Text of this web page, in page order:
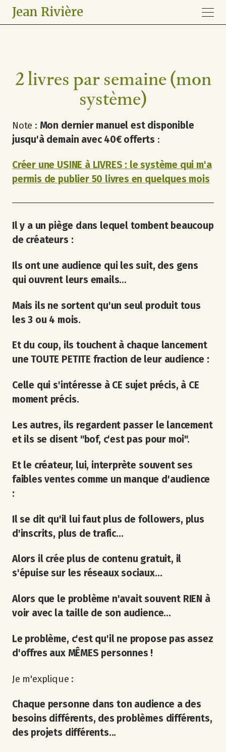
Jean Rivière
2 livres par semaine (mon
système)
Note : Mon dernier manuel est disponible
jusqu'à demain avec 40€ offerts :
Créer une USINE à LIVRES : le système qui m'a
permis de publier 50 livres en quelques mois
Il y a un piège dans lequel tombent beaucoup
de créateurs :
Ils ont une audience qui les suit, des gens
qui ouvrent leurs emails...
Mais ils ne sortent qu'un seul produit tous
les 3 ou 4 mois.
Et du coup, ils touchent à chaque lancement
une TOUTE PETITE fraction de leur audience :
Celle qui s'intéresse à CE sujet précis, à CE
moment précis.
Les autres, ils regardent passer le lancement
et ils se disent "bof, c'est pas pour moi".
Et le créateur, lui, interprète souvent ses
faibles ventes comme un manque d'audience
:
Il se dit qu'il lui faut plus de followers, plus
d'inscrits, plus de trafic...
Alors il crée plus de contenu gratuit, il
s'épuise sur les réseaux sociaux...
Alors que le problème n'avait souvent RIEN à
voir avec la taille de son audience...
Le problème, c'est qu'il ne propose pas assez
d'offres aux MÊMES personnes !
Je m'explique :
Chaque personne dans ton audience a des
besoins différents, des problèmes différents,
des projets différents...